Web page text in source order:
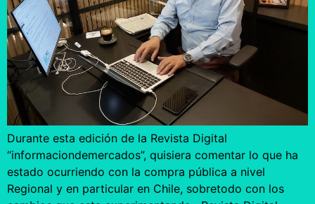
Durante esta edición de la Revista Digital
“informaciondemercados”, quisiera comentar lo que ha
estado ocurriendo con la compra pública a nivel
Regional y en particular en Chile, sobretodo con los